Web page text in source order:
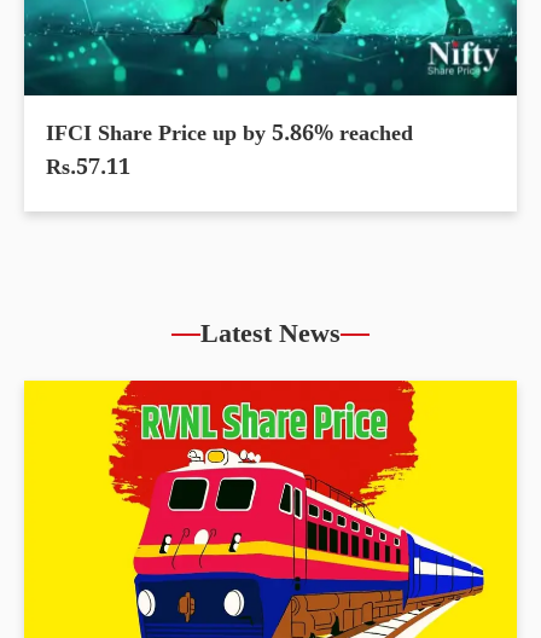
IFCI Share Price up by 5.86% reached
Rs.57.11
Latest News